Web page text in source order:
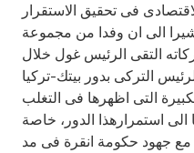
Malaysia
Turkey
Egypt
فى تحقيق الاستقرار
الى ان وفدا من مجموعة
التقى الرئيس غول خلال
التركى بدور بيتك-تركيا
التى اظهرها فى التغلب
الى استمرارهذا الدور، خاصة
مع جهود حكومة انقرة فى مد